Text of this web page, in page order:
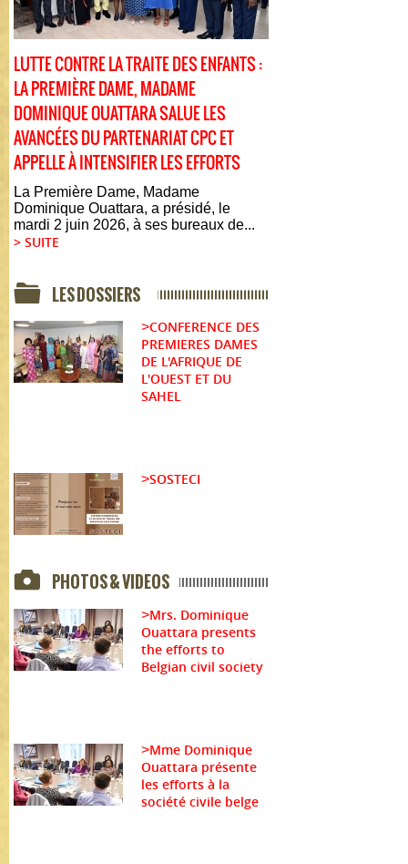
LUTTE CONTRE LA TRAITE DES ENFANTS :
LA PREMIÈRE DAME, MADAME
DOMINIQUE OUATTARA SALUE LES
AVANCÉES DU PARTENARIAT CPC ET
APPELLE À INTENSIFIER LES EFFORTS
La Première Dame, Madame
Dominique Ouattara, a présidé, le
mardi 2 juin 2026, à ses bureaux de...
> SUITE
LES DOSSIERS
>CONFERENCE DES
PREMIERES DAMES
DE L'AFRIQUE DE
L'OUEST ET DU
SAHEL
>SOSTECI
PHOTOS & VIDEOS
>Mrs. Dominique
Ouattara presents
the efforts to
Belgian civil society
>Mme Dominique
Ouattara présente
les efforts à la
société civile belge